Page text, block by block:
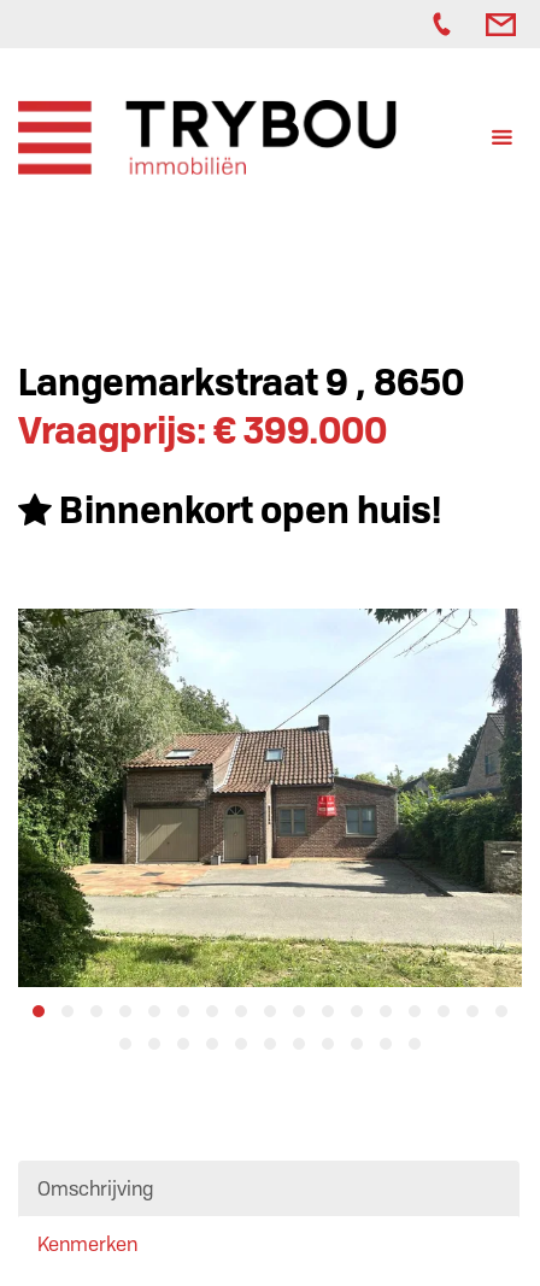
Langemarkstraat 9 , 8650
Vraagprijs: € 399.000
Binnenkort open huis!
Omschrijving
Kenmerken